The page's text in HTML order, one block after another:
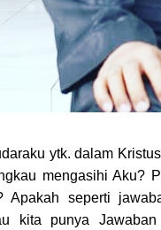
ytk. dalam
mengasihi Aku?
Apakah seperti
kita punya